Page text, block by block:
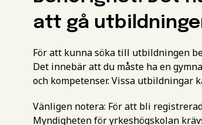
att gå
För att kunna söka till utbildningen
Det innebär att du måste ha en
och kompetenser. Vissa utbildningar
Vänligen notera: För att bli
Myndigheten för yrkeshögskolan